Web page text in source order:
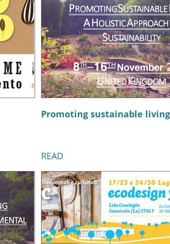
Promoting sustainable living
READ